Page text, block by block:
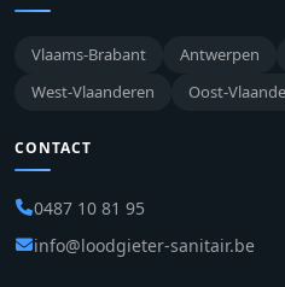
Vlaams-Brabant Antwerpen
West-Vlaanderen
Oost-
CONTACT
0487 10 81 95
info@loodgieter-sanitair.be